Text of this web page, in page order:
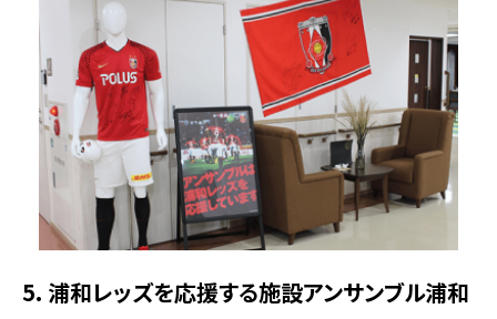
5. 浦和レッズを応援する施設アンサンブル浦和